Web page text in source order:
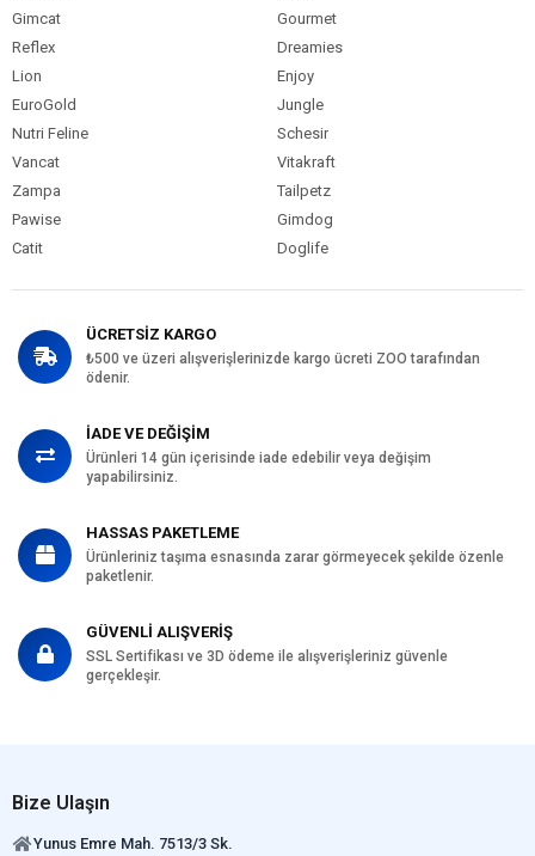
Gimcat
Gourmet
Reflex
Dreamies
Lion
Enjoy
EuroGold
Jungle
Nutri Feline
Schesir
Vancat
Vitakraft
Zampa
Tailpetz
Pawise
Gimdog
Catit
Doglife
ÜCRETSİZ KARGO
₺500 ve üzeri alışverişlerinizde kargo ücreti ZOO tarafından
ödenir.
İADE VE DEĞİŞİM
Ürünleri 14 gün içerisinde iade edebilir veya değişim
yapabilirsiniz.
HASSAS PAKETLEME
Ürünleriniz taşıma esnasında zarar görmeyecek şekilde özenle
paketlenir.
GÜVENLİ ALIŞVERİŞ
SSL Sertifikası ve 3D ödeme ile alışverişleriniz güvenle
gerçekleşir.
Bize Ulaşın
Yunus Emre Mah. 7513/3 Sk.